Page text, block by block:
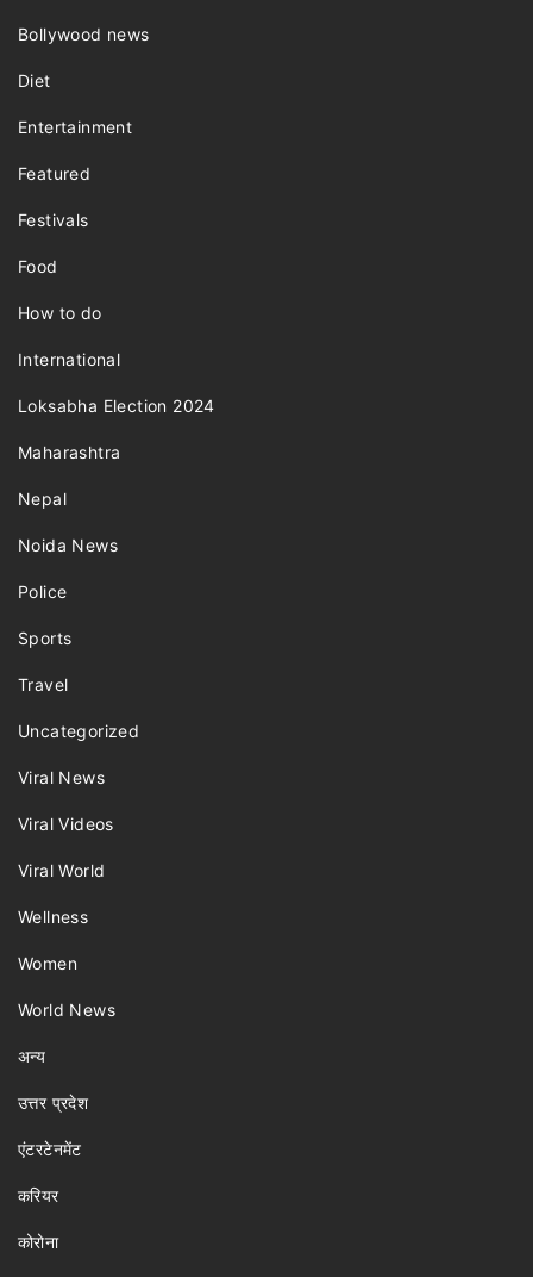
Bollywood news
Diet
Entertainment
Featured
Festivals
Food
How to do
International
Loksabha Election 2024
Maharashtra
Nepal
Noida News
Police
Sports
Travel
Uncategorized
Viral News
Viral Videos
Viral World
Wellness
Women
World News
अन्य
उत्तर प्रदेश
एंटरटेनमेंट
करियर
कोरोना